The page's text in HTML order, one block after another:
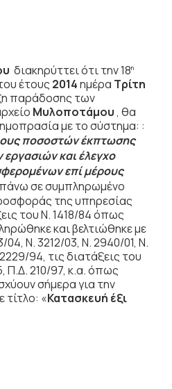
διακηρύττει ότι την 18η
έτους 2014ημέρα Τρίτη
παράδοσης των
Μυλοποτάμου, θα
με το σύστημα: :
ποσοστών έκπτωσης
εργασιώνκαι έλεγχο
επί μέρους
σε συμπληρωμένο
της υπηρεσίας
του Ν. 1418/84 όπως
και βελτιώθηκε με
Ν. 3212/03, Ν. 2940/01, Ν.
94, τις διατάξεις του
Π.Δ. 210/97, κ.α. όπως
σήμερα για την
τίτλο: «Κατασκευή έξι